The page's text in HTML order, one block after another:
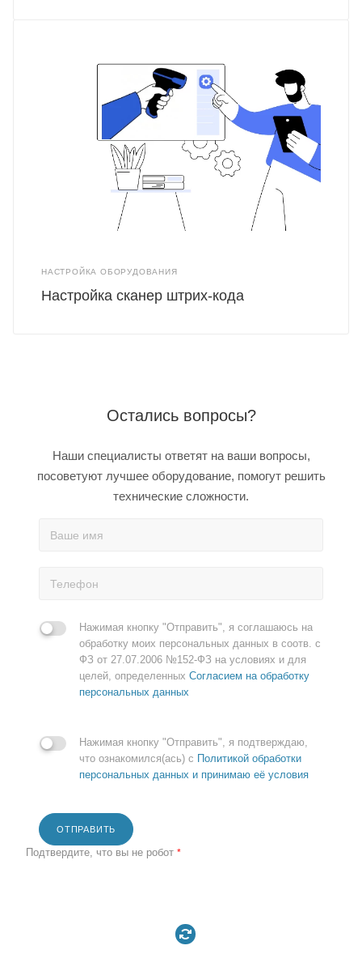
НАСТРОЙКА ОБОРУДОВАНИЯ
Настройка сканер штрих-кода
Остались вопросы?
Наши специалисты ответят на ваши вопросы,
посоветуют лучшее оборудование, помогут решить
технические сложности.
Нажимая кнопку "Отправить", я соглашаюсь на
обработку моих персональных данных в соотв. с
ФЗ от 27.07.2006 №152-ФЗ на условиях и для
целей, определенных Согласием на обработку
персональных данных
Нажимая кнопку "Отправить", я подтверждаю,
что ознакомился(ась) с Политикой обработки
персональных данных и принимаю её условия
ОТПРАВИТЬ
Подтвердите, что вы не робот *